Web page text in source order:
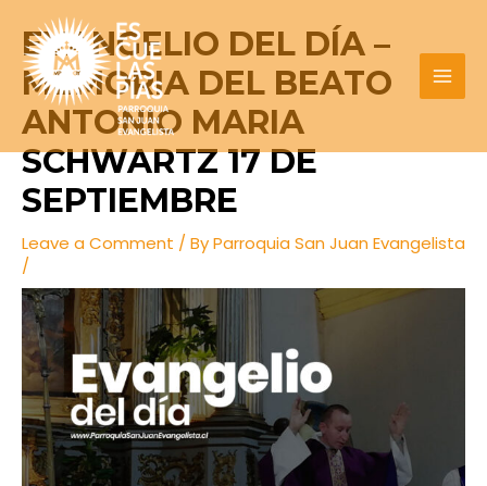
content
EVANGELIO DEL DÍA –
MEMORIA DEL BEATO
ANTONIO MARIA
SCHWARTZ 17 DE
SEPTIEMBRE
Leave a Comment / ByParroquia San Juan Evangelista
/
navigation